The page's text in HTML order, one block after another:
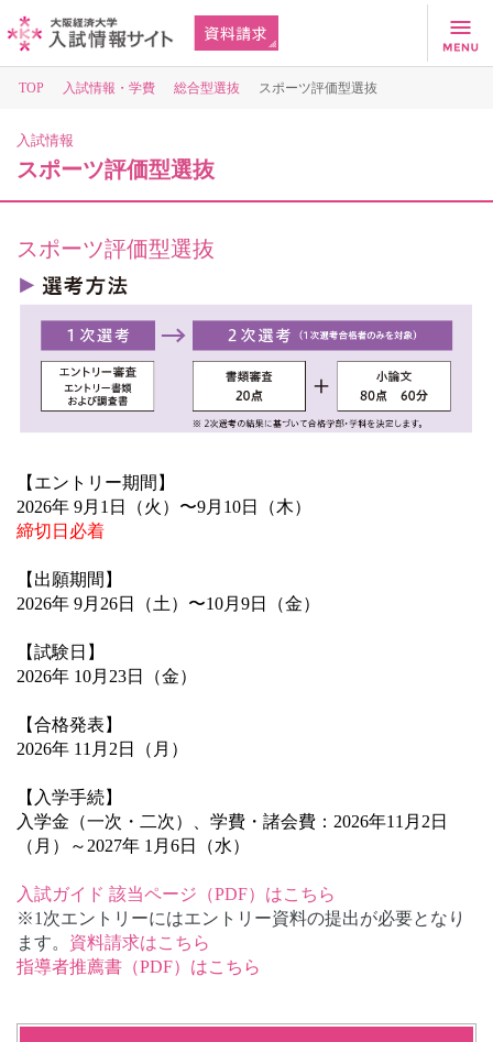
TOP 入試情報・学費 総合型選抜 スポーツ評価型選抜
入試情報
スポーツ評価型選抜
スポーツ評価型選抜
【エントリー期間】
2026年 9月1日（火）〜9月10日（木）
締切日必着
【出願期間】
2026年 9月26日（土）〜10月9日（金）
【試験日】
2026年 10月23日（金）
【合格発表】
2026年 11月2日（月）
【入学手続】
入学金（一次・二次）、学費・諸会費：2026年11月2日
（月）～2027年 1月6日（水）
入試ガイド 該当ページ（PDF）はこちら
※1次エントリーにはエントリー資料の提出が必要となり
ます。 資料請求はこちら
指導者推薦書（PDF）はこちら